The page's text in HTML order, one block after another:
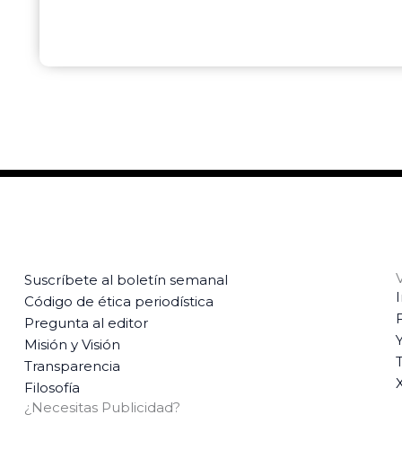
Suscríbete al boletín semanal
Código de ética periodística
Pregunta al editor
Misión y Visión
Transparencia
Filosofía
¿Necesitas Publicidad?